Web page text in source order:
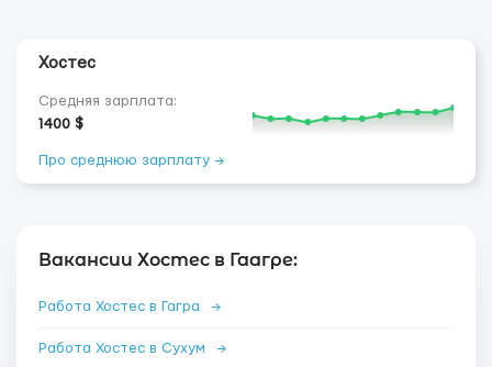
Хостес
Средняя зарплата:
1400 $
Про среднюю зарплату →
Вакансии Хостес в Гаагре:
Работа Хостес в Гагра →
Работа Хостес в Сухум →